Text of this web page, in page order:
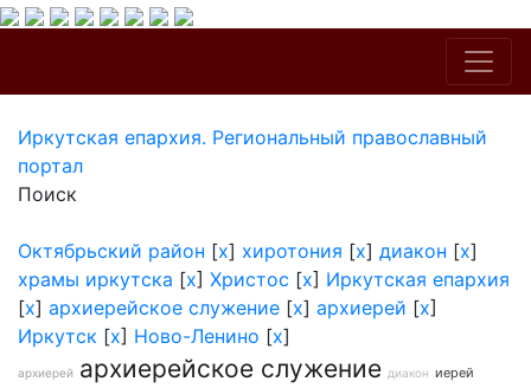
Иркутская епархия. Региональный православный
портал
Поиск
Октябрьский район [x] хиротония [x] диакон [x]
храмы иркутска [x] Христос [x] Иркутская епархия
[x] архиерейское служение [x] архиерей [x]
Иркутск [x] Ново-Ленино [x]
архиерей архиерейское служение диакон иерей